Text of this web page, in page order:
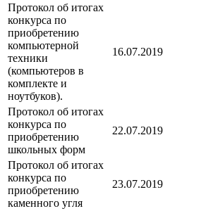
Протокол об итогах
конкурса по
приобретению
компьютерной
техники
(компьютеров в
комплекте и
ноутбуков).
16.07.2019
Протокол об итогах
конкурса по
приобретению
школьных форм
22.07.2019
Протокол об итогах
конкурса по
приобретению
каменного угля
23.07.2019